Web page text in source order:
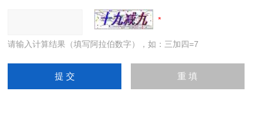
请输入计算结果（填写阿拉伯数字），如：三加四=7